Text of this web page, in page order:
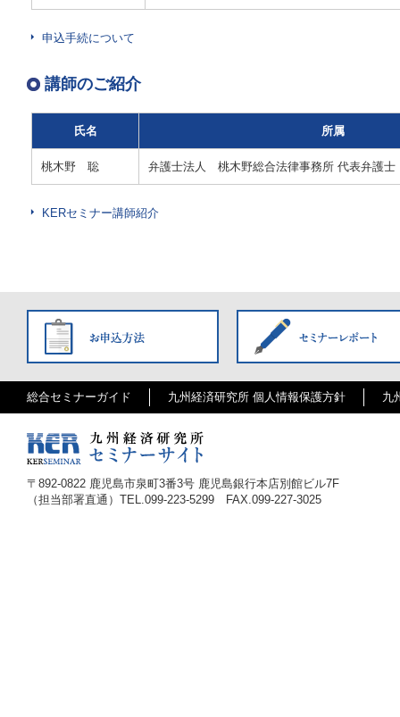
申込手続について
講師のご紹介
氏名 所属
桃木野 聡 弁護士法人 桃木野総合法律事務所 代表弁護士
KERセミナー講師紹介
総合セミナーガイド 九州経済研究所 個人情報保護方針 九
〒 892-0822 鹿児島市泉町3番3号 鹿児島銀行本店別館ビル7F
（担当部署直通）TEL.099-223-5299 FAX.099-227-3025